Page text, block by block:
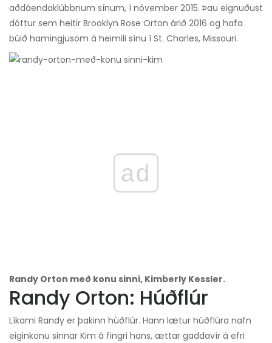
aðdáendaklúbbnum sínum, í nóvember 2015. Þau eignuðust
dóttur sem heitir Brooklyn Rose Orton árið 2016 og hafa
búið hamingjusöm á heimili sínu í St. Charles, Missouri.
ad
Randy Orton með konu sinni, Kimberly Kessler.
Randy Orton: Húðflúr
Líkami Randy er þakinn húðflúr. Hann lætur húðflúra nafn
eiginkonu sinnar Kim á fingri hans, ættar gaddavír á efri